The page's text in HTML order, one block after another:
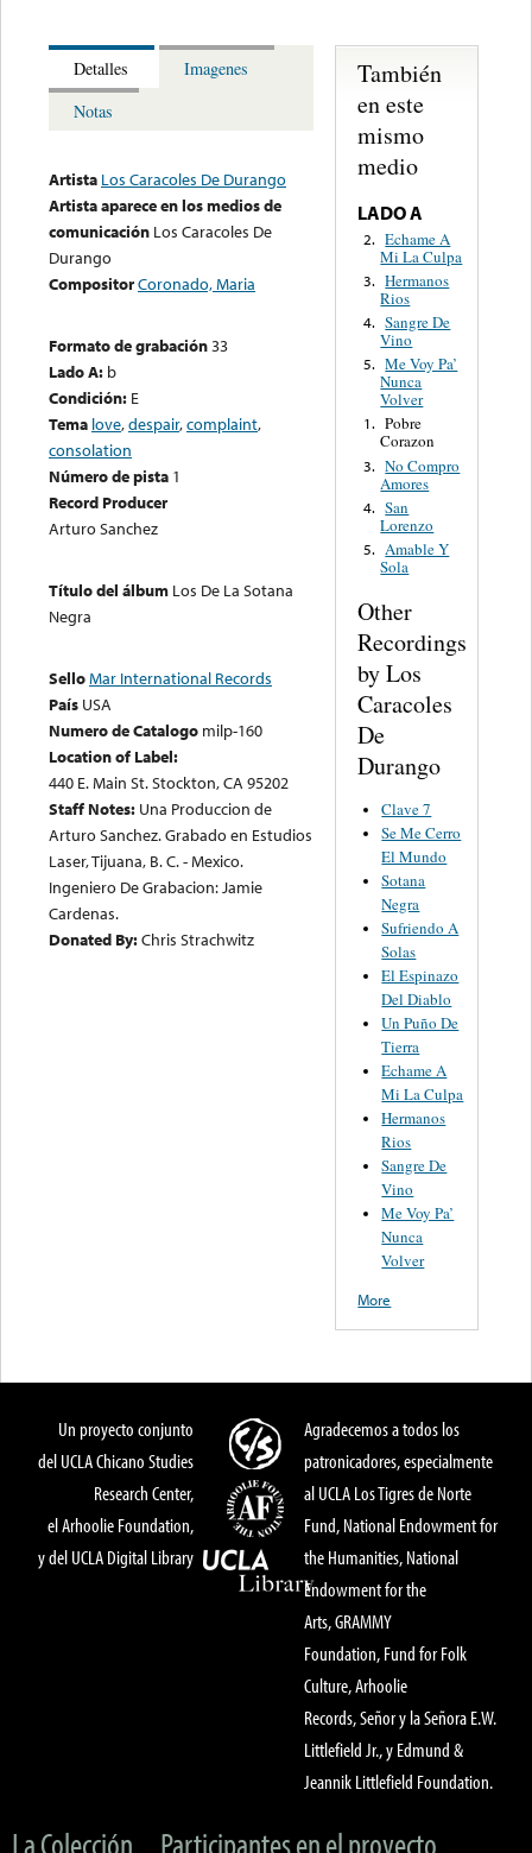
Detalles
Imagenes
Notas
Artista Los Caracoles De Durango
Artista aparece en los medios de
comunicación Los Caracoles De
Durango
CompositorCoronado, Maria
Formato de grabación33
Lado A: b
Condición: E
Tema love,despair,complaint,
consolation
Número de pista 1
Record Producer
Arturo Sanchez
Título del álbum Los De La Sotana
Negra
SelloMar International Records
País USA
Numero de Catalogo milp-160
Location of Label:
440 E. Main St. Stockton, CA 95202
Staff Notes: Una Produccion de
Arturo Sanchez. Grabado en Estudios
Laser, Tijuana, B. C. - Mexico.
Ingeniero De Grabacion: Jamie
Cardenas.
Donated By:Chris Strachwitz
También
en este
mismo
medio
LADO A
2. Echame A
Mi La Culpa
3. Hermanos
Rios
4. Sangre De
Vino
5. Me Voy Pa’
Nunca
Volver
1. Pobre
Corazon
3. No Compro
Amores
4. San
Lorenzo
5. Amable Y
Sola
Other
Recordings
by Los
Caracoles
De
Durango
Clave 7
Se Me Cerro
El Mundo
Sotana
Negra
Sufriendo A
Solas
El Espinazo
Del Diablo
Un Puño De
Tierra
Echame A
Mi La Culpa
Hermanos
Rios
Sangre De
Vino
Me Voy Pa’
Nunca
Volver
More
Un proyecto conjunto
del UCLA Chicano Studies
Research Center,
el Arhoolie Foundation,
y del UCLA Digital Library
Agradecemos a todos los
patronicadores, especialmente
al UCLA Los Tigres de Norte
Fund, National Endowment for
the Humanities, National
Endowment for the
Arts, GRAMMY
Foundation, Fund for Folk
Culture, Arhoolie
Records, Señor y la Señora E.W.
Littlefield Jr., y Edmund &
Jeannik Littlefield Foundation.
La Colección Participantes en el proyecto